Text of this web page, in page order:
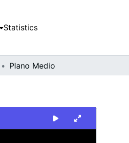
Statistics
Plano Medio